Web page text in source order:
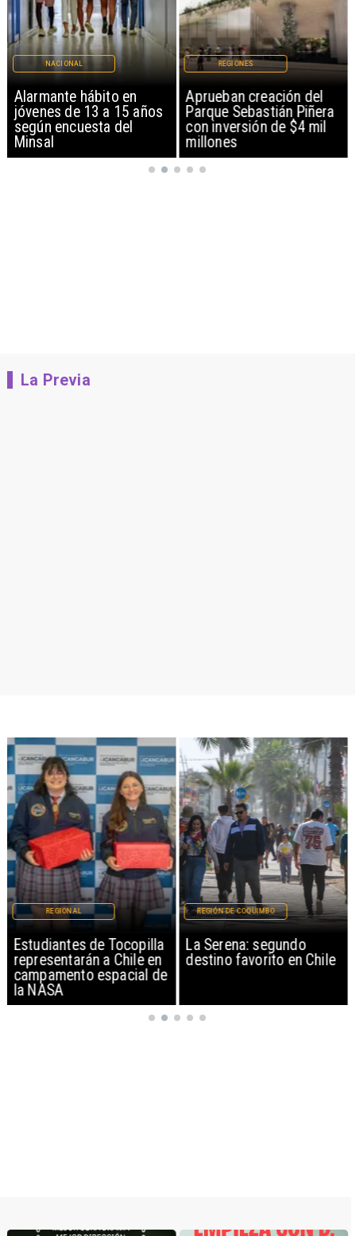
Alarmante hábito en
jóvenes de 13 a 15 años
según encuesta del
Minsal
NACIONAL
Aprueban creación del
Parque Sebastián Piñera
con inversión de $4 mil
millones
REGIONES
La Previa
Estudiantes de Tocopilla
representarán a Chile en
campamento espacial de
la NASA
REGIONAL
La Serena: segundo
destino favorito en Chile
REGIÓN DE COQUIMBO